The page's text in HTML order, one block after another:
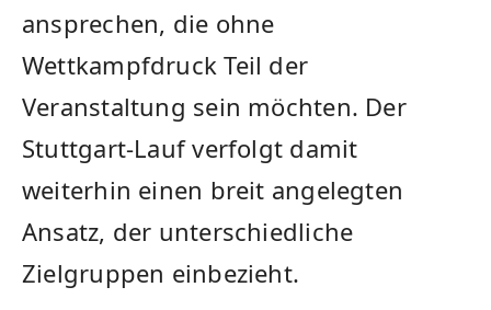
ansprechen, die ohne
Wettkampfdruck Teil der
Veranstaltung sein möchten. Der
Stuttgart-Lauf verfolgt damit
weiterhin einen breit angelegten
Ansatz, der unterschiedliche
Zielgruppen einbezieht.